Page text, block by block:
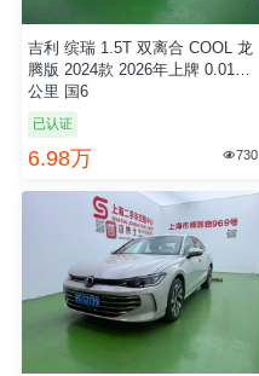
吉利 缤瑞 1.5T 双离合 COOL 龙
腾版 2024款 2026年上牌 0.01万
公里 国6
已认证
6.98万 730